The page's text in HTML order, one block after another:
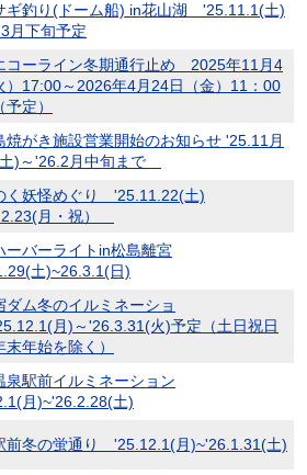
ギ釣り(ドーム船) in花山湖 '25.11.1(土)
月下旬予定
コーライン冬期通行止め 2025年11月4
）17:00～2026年4月24日（金）11：00
予定）
焼がき施設営業開始のお知らせ '25.11月
)～'26.2月中旬まで
く妖怪めぐり '25.11.22(土)
月・祝）
ーバーライトin松島離宮
土)~26.3.1(日)
ダム冬のイルミネーショ
月)～'26.3.31(火)予定（土日祝日
末年始を除く）
泉駅前イルミネーション
月)~'26.2.28(土)
前冬の蛍通り '25.12.1(月)~'26.1.31(土)